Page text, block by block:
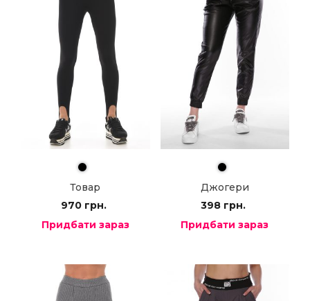
Товар
970 грн.
Придбати зараз
Джогери
398 грн.
Придбати зараз